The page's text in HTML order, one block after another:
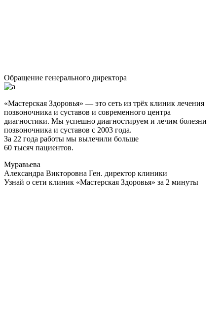
Обращение генерального директора
«Мастерская Здоровья» — это сеть из трёх клиник лечения
позвоночника и суставов и современного центра
диагностики. Мы успешно диагностируем и лечим болезни
позвоночника и суставов с 2003 года.
За 22 года работы мы вылечили больше
60 тысяч пациентов.
Муравьева
Александра Викторовна Ген. директор клиники
Узнай о сети клиник «Мастерская Здоровья» за 2 минуты